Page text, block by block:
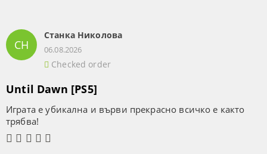
СН
Станка Николова
06.08.2026
Checked order
Until Dawn [PS5]
Играта е убикална и върви прекрасно всичко е както
трябва!